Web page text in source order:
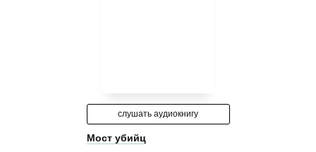
слушать аудиокнигу
Мост убийц